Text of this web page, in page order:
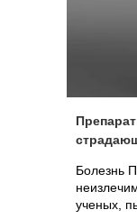
Болезнь
ученых,